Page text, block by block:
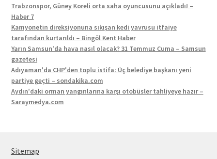
Trabzonspor, Güney Koreli orta saha oyuncusunu açıkladı! –
Haber 7
Kamyonetin direksiyonuna sıkışan kedi yavrusu itfaiye
tarafından kurtarıldı – Bingöl Kent Haber
Yarın Samsun'da hava nasıl olacak? 31 Temmuz Cuma – Samsun
gazetesi
Adıyaman'da CHP'den toplu istifa: Üç belediye başkanı yeni
partiye geçti – sondakika.com
Aydın'daki orman yangınlarına karşı otobüsler tahliyeye hazır –
Saraymedya.com
Sitemap